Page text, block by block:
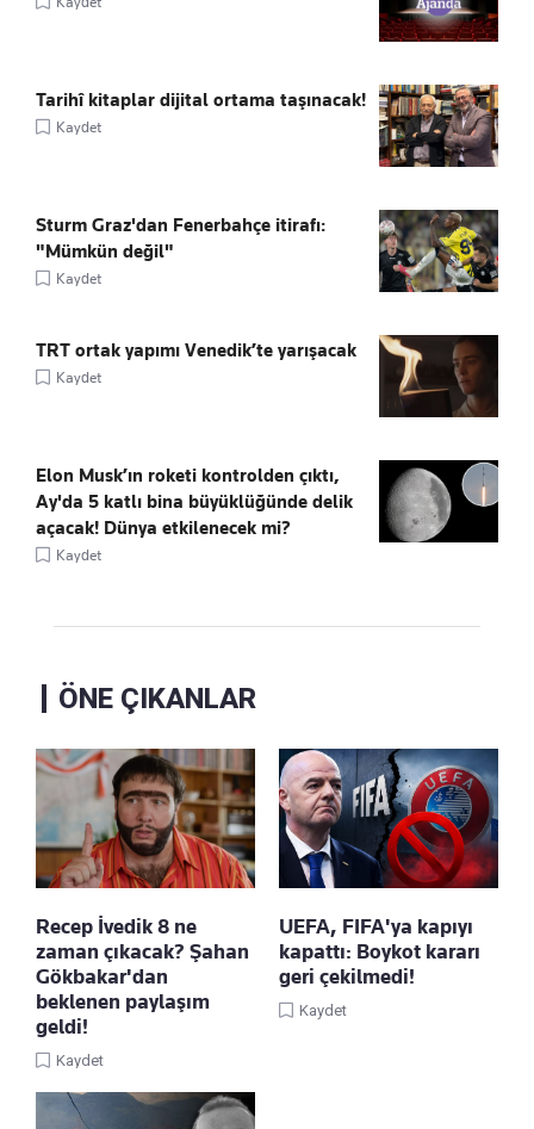
Tarihî kitaplar dijital ortama taşınacak!
Kaydet
Sturm Graz'dan Fenerbahçe itirafı:
"Mümkün değil"
Kaydet
TRT ortak yapımı Venedik’te yarışacak
Kaydet
Elon Musk’ın roketi kontrolden çıktı,
Ay'da 5 katlı bina büyüklüğünde delik
açacak! Dünya etkilenecek mi?
Kaydet
ÖNE ÇIKANLAR
Recep İvedik 8 ne
zaman çıkacak? Şahan
Gökbakar'dan
beklenen paylaşım
geldi!
Kaydet
UEFA, FIFA'ya kapıyı
kapattı: Boykot kararı
geri çekilmedi!
Kaydet